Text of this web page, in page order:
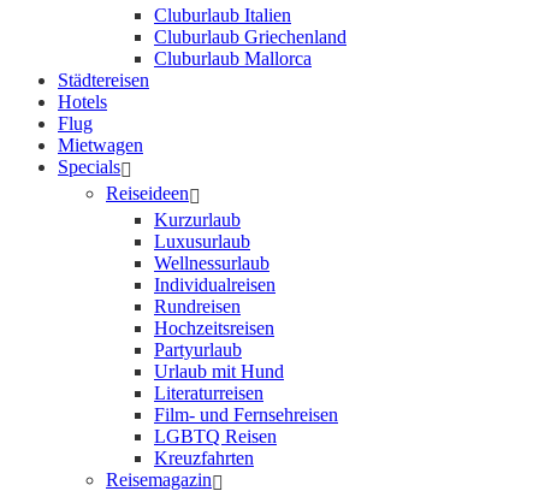
Cluburlaub Italien
Cluburlaub Griechenland
Cluburlaub Mallorca
Städtereisen
Hotels
Flug
Mietwagen
Specials
Reiseideen
Kurzurlaub
Luxusurlaub
Wellnessurlaub
Individualreisen
Rundreisen
Hochzeitsreisen
Partyurlaub
Urlaub mit Hund
Literaturreisen
Film- und Fernsehreisen
LGBTQ Reisen
Kreuzfahrten
Reisemagazin